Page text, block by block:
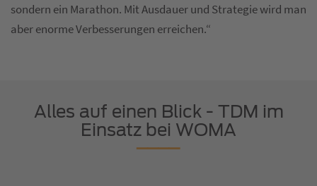
sondern ein Marathon. Mit Ausdauer und Strategie wird man
aber enorme Verbesserungen erreichen.“
Alles auf einen Blick - TDM im
Einsatz bei WOMA